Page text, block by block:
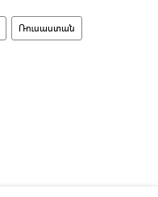
Ռուսաստան